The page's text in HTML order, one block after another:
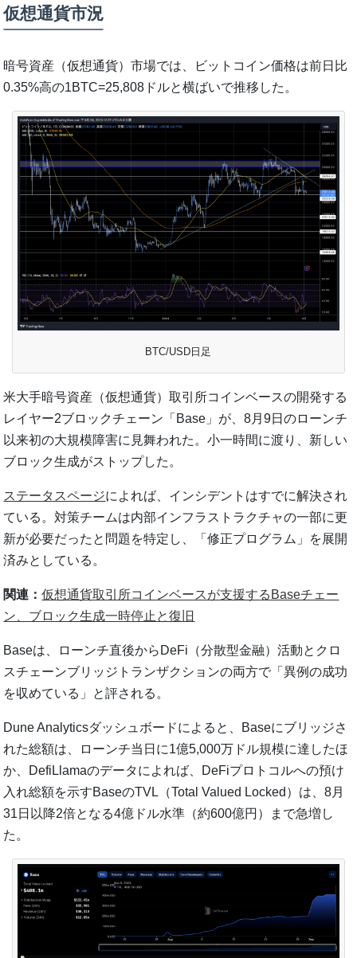
仮想通貨市況
暗号資産（仮想通貨）市場では、ビットコイン価格は前日比
0.35%高の1BTC=25,808ドルと横ばいで推移した。
BTC/USD日足
米大手暗号資産（仮想通貨）取引所コインベースの開発する
レイヤー2ブロックチェーン「Base」が、8月9日のローンチ
以来初の大規模障害に見舞われた。小一時間に渡り、新しい
ブロック生成がストップした。
ステータスページによれば、インシデントはすでに解決され
ている。対策チームは内部インフラストラクチャの一部に更
新が必要だったと問題を特定し、「修正プログラム」を展開
済みとしている。
関連：仮想通貨取引所コインベースが支援するBaseチェー
ン、ブロック生成一時停止と復旧
Baseは、ローンチ直後からDeFi（分散型金融）活動とクロ
スチェーンブリッジトランザクションの両方で「異例の成功
を収めている」と評される。
Dune Analyticsダッシュボードによると、Baseにブリッジさ
れた総額は、ローンチ当日に1億5,000万ドル規模に達したほ
か、DefiLlamaのデータによれば、DeFiプロトコルへの預け
入れ総額を示すBaseのTVL（Total Valued Locked）は、8月
31日以降2倍となる4億ドル水準（約600億円）まで急増し
た。